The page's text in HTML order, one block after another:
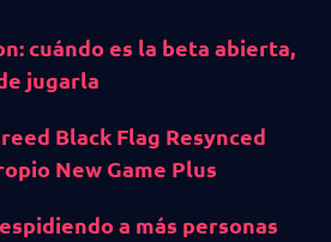
cuándo es la beta abierta,
jugarla
Black Flag Resynced
New Game Plus
a más personas